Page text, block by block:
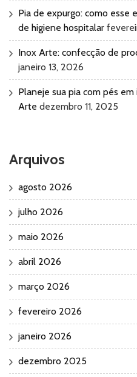
Pia de expurgo: como esse
de higiene hospitalar
Inox Arte: confecção de
janeiro 13, 2026
Planeje sua pia com pés
Arte dezembro 11, 2025
Arquivos
agosto 2026
julho 2026
maio 2026
abril 2026
março 2026
fevereiro 2026
janeiro 2026
dezembro 2025